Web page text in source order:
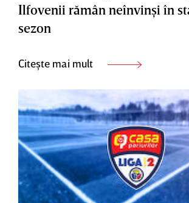
Ilfovenii rămân neînvinşi în
sezon
Citește mai mult